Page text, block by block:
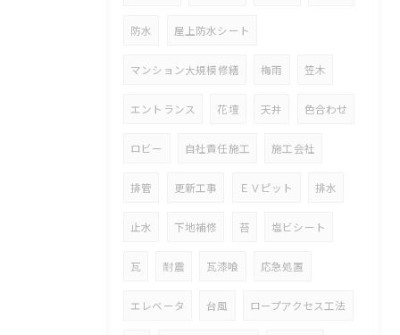
防水 屋上防水シート
マンション大規模修繕 梅雨 笠木
エントランス 花壇 天井 色合わせ
ロビー 自社責任施工 施工会社
排管 更新工事 ＥＶピット 排水
止水 下地補修 苔 塩ビシート
瓦 耐震 瓦漆喰 応急処置
エレベータ 台風 ロープアクセス工法